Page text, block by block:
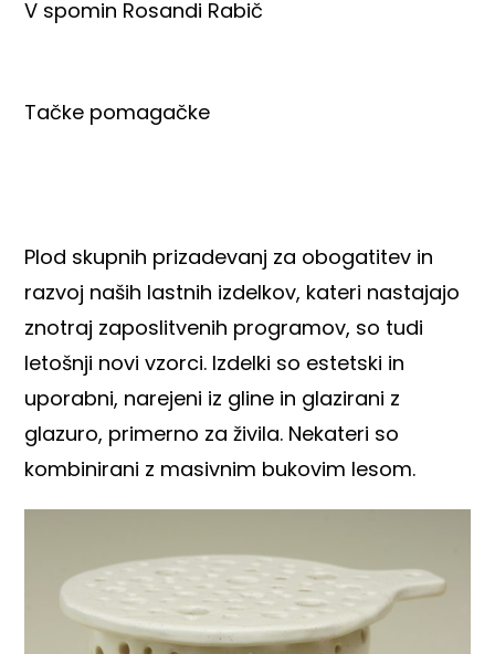
V spomin Rosandi Rabič
Tačke pomagačke
Plod skupnih prizadevanj za obogatitev in
razvoj naših lastnih izdelkov, kateri nastajajo
znotraj zaposlitvenih programov, so tudi
letošnji novi vzorci. Izdelki so estetski in
uporabni, narejeni iz gline in glazirani z
glazuro, primerno za živila. Nekateri so
kombinirani z masivnim bukovim lesom.